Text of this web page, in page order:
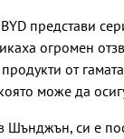
представи
огромен
от
може да
Шънджън, си е